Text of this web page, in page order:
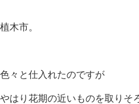
植木市。
色々と仕入れたのですが
やはり花期の近いものを取りそ